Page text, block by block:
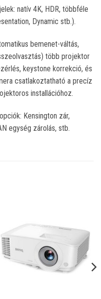
natív 4K, HDR, többféle
Dynamic stb.).
bemenet-váltás,
több projektor
keystone korrekció, és
csatlakoztatható a precíz
installációhoz.
Kensington zár,
egység zárolás, stb.